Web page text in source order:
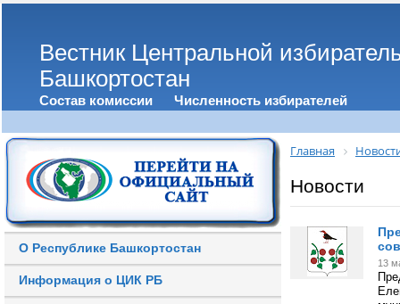
Вестник Центральной
Башкортостан
Состав комиссии Численность избирателей
О Республике Башкортостан
Информация о ЦИК РБ
Главная
Новости
13